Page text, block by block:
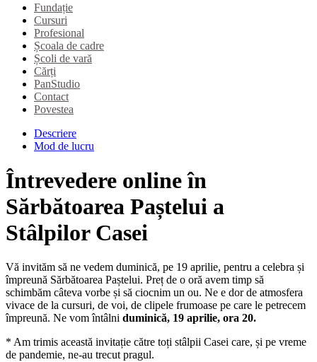
Fundație
Cursuri
Profesional
Școala de cadre
Școli de vară
Cărți
PanStudio
Contact
Povestea
Descriere
Mod de lucru
Întrevedere online în
Sărbătoarea Paștelui a
Stâlpilor Casei
Vă invităm să ne vedem duminică, pe 19 aprilie, pentru a celebra și
împreună Sărbătoarea Paștelui. Preț de o oră avem timp să
schimbăm câteva vorbe și să ciocnim un ou. Ne e dor de atmosfera
vivace de la cursuri, de voi, de clipele frumoase pe care le petrecem
împreună. Ne vom întâlni duminică, 19 aprilie, ora 20.
* Am trimis această invitație către toți stâlpii Casei care, și pe vreme
de pandemie, ne-au trecut pragul.